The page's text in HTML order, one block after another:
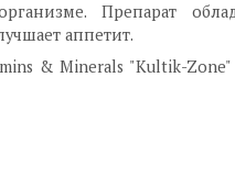
Препарат
аппетит.
& Minerals "Kultik-